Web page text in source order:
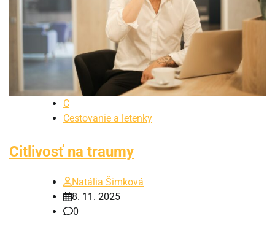
C
Cestovanie a letenky
Citlivosť na traumy
Natália Šimková
8. 11. 2025
0